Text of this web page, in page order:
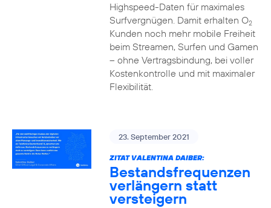
Highspeed-Daten für maximales
Surfvergnügen. Damit erhalten O2
Kunden noch mehr mobile Freiheit
beim Streamen, Surfen und Gamen
– ohne Vertragsbindung, bei voller
Kostenkontrolle und mit maximaler
Flexibilität.
23. September 2021
ZITAT VALENTINA DAIBER:
Bestandsfrequenzen
verlängern statt
versteigern